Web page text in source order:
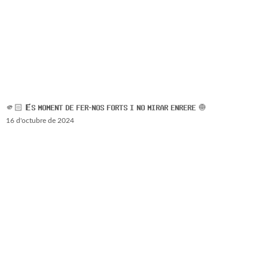
🫵🏻 𝗘́𝗦 𝗠𝗢𝗠𝗘𝗡𝗧 𝗗𝗘 𝗙𝗘𝗥-𝗡𝗢𝗦 𝗙𝗢𝗥𝗧𝗦 𝗜 𝗡𝗢 𝗠𝗜𝗥𝗔𝗥 𝗘𝗡𝗥𝗘𝗥𝗘 🧅
16 d'octubre de 2024